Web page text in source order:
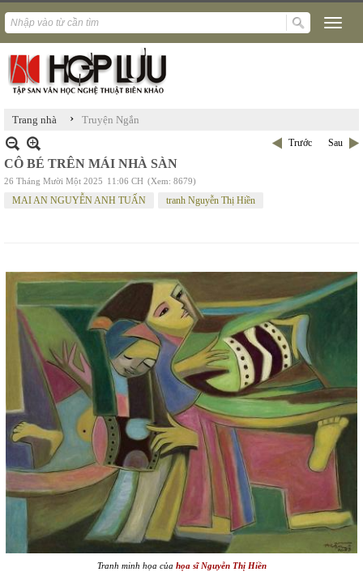
Trang nhà › Truyện Ngắn
Trước Sau
CÔ BÉ TRÊN MÁI NHÀ SÀN
26 Tháng Mười Một 2025 11:06 CH (Xem: 8679)
MAI AN NGUYỄN ANH TUẤN tranh Nguyễn Thị Hiền
Tranh minh họa của họa sĩ Nguyễn Thị Hiền